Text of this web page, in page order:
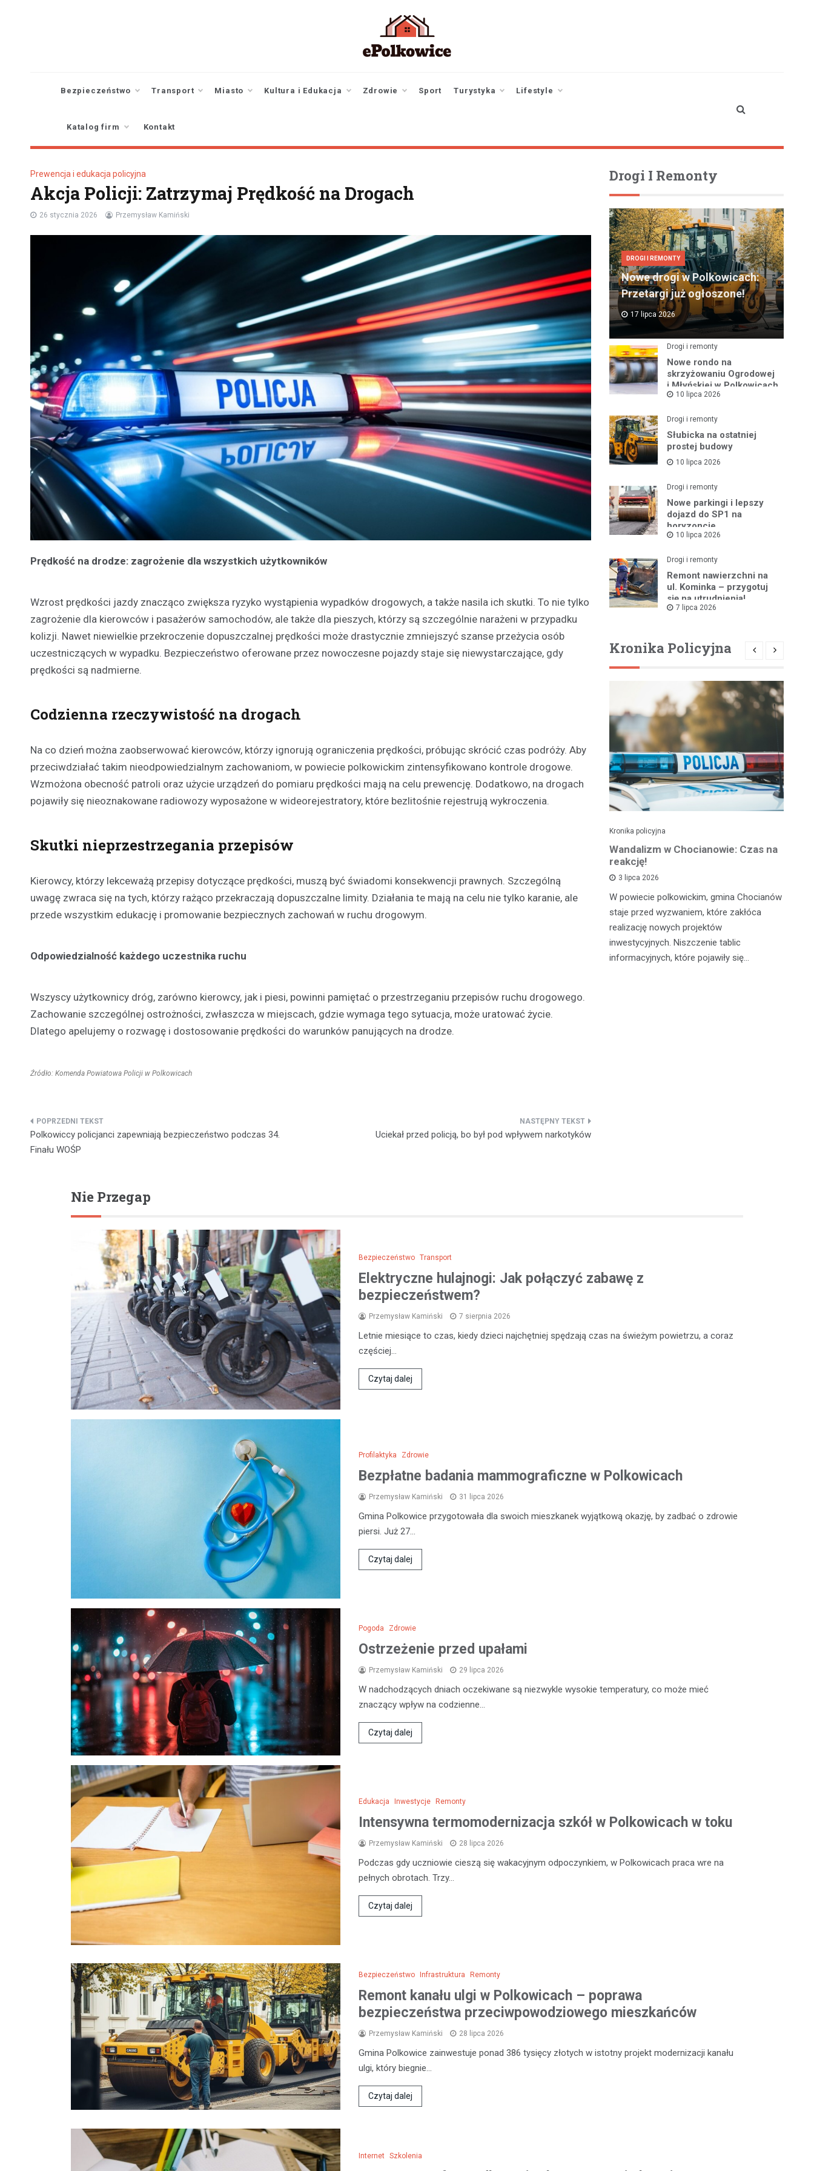
Polkowic
Bezpieczeństwo Transport Miasto Kultura i Edukacja Zdrowie Sport Turystyka Lifestyle
Katalog firm Kontakt
Prewencja i edukacja policyjna
Akcja Policji: Zatrzymaj Prędkość na Drogach
26 stycznia 2026 Przemysław Kamiński
Prędkość na drodze: zagrożenie dla wszystkich użytkowników
Wzrost prędkości jazdy znacząco zwiększa ryzyko wystąpienia wypadków drogowych, a także nasila ich skutki. To nie tylko
zagrożenie dla kierowców i pasażerów samochodów, ale także dla pieszych, którzy są szczególnie narażeni w przypadku
kolizji. Nawet niewielkie przekroczenie dopuszczalnej prędkości może drastycznie zmniejszyć szanse przeżycia osób
uczestniczących w wypadku. Bezpieczeństwo oferowane przez nowoczesne pojazdy staje się niewystarczające, gdy
prędkości są nadmierne.
Codzienna rzeczywistość na drogach
Na co dzień można zaobserwować kierowców, którzy ignorują ograniczenia prędkości, próbując skrócić czas podróży. Aby
przeciwdziałać takim nieodpowiedzialnym zachowaniom, w powiecie polkowickim zintensyfikowano kontrole drogowe.
Wzmożona obecność patroli oraz użycie urządzeń do pomiaru prędkości mają na celu prewencję. Dodatkowo, na drogach
pojawiły się nieoznakowane radiowozy wyposażone w wideorejestratory, które bezlitośnie rejestrują wykroczenia.
Skutki nieprzestrzegania przepisów
Kierowcy, którzy lekceważą przepisy dotyczące prędkości, muszą być świadomi konsekwencji prawnych. Szczególną
uwagę zwraca się na tych, którzy rażąco przekraczają dopuszczalne limity. Działania te mają na celu nie tylko karanie, ale
przede wszystkim edukację i promowanie bezpiecznych zachowań w ruchu drogowym.
Odpowiedzialność każdego uczestnika ruchu
Wszyscy użytkownicy dróg, zarówno kierowcy, jak i piesi, powinni pamiętać o przestrzeganiu przepisów ruchu drogowego.
Zachowanie szczególnej ostrożności, zwłaszcza w miejscach, gdzie wymaga tego sytuacja, może uratować życie.
Dlatego apelujemy o rozwagę i dostosowanie prędkości do warunków panujących na drodze.
Źródło: Komenda Powiatowa Policji w Polkowicach
Nawigacja
wpisu
Polkowiccy policjanci zapewniają bezpieczeństwo podczas 34.
Finału WOŚP
Uciekał przed policją, bo był pod wpływem narkotyków
Drogi I Remonty
DROGI I REMONTY
Nowe drogi w Polkowicach:
Przetargi już ogłoszone!
17 lipca 2026
Drogi i remonty
Nowe rondo na
skrzyżowaniu Ogrodowej
i Młyńskiej w Polkowicach
10 lipca 2026
Drogi i remonty
Słubicka na ostatniej
prostej budowy
10 lipca 2026
Drogi i remonty
Nowe parkingi i lepszy
dojazd do SP1 na
horyzoncie
10 lipca 2026
Drogi i remonty
Remont nawierzchni na
ul. Kominka – przygotuj
się na utrudnienia!
7 lipca 2026
Kronika Policyjna
Kronika policyjna
Wandalizm w Chocianowie: Czas na
reakcję!
3 lipca 2026
W powiecie polkowickim, gmina Chocianów
staje przed wyzwaniem, które zakłóca
realizację nowych projektów
inwestycyjnych. Niszczenie tablic
informacyjnych, które pojawiły się…
Nie Przegap
Bezpieczeństwo Transport
Elektryczne hulajnogi: Jak połączyć zabawę z
bezpieczeństwem?
Przemysław Kamiński 7 sierpnia 2026
Letnie miesiące to czas, kiedy dzieci najchętniej spędzają czas na świeżym powietrzu, a coraz
częściej…
Czytaj dalej
Profilaktyka Zdrowie
Bezpłatne badania mammograficzne w Polkowicach
Przemysław Kamiński 31 lipca 2026
Gmina Polkowice przygotowała dla swoich mieszkanek wyjątkową okazję, by zadbać o zdrowie
piersi. Już 27…
Czytaj dalej
Pogoda Zdrowie
Ostrzeżenie przed upałami
Przemysław Kamiński 29 lipca 2026
W nadchodzących dniach oczekiwane są niezwykle wysokie temperatury, co może mieć
znaczący wpływ na codzienne…
Czytaj dalej
Edukacja Inwestycje Remonty
Intensywna termomodernizacja szkół w Polkowicach w toku
Przemysław Kamiński 28 lipca 2026
Podczas gdy uczniowie cieszą się wakacyjnym odpoczynkiem, w Polkowicach praca wre na
pełnych obrotach. Trzy…
Czytaj dalej
Bezpieczeństwo Infrastruktura Remonty
Remont kanału ulgi w Polkowicach – poprawa
bezpieczeństwa przeciwpowodziowego mieszkańców
Przemysław Kamiński 28 lipca 2026
Gmina Polkowice zainwestuje ponad 386 tysięcy złotych w istotny projekt modernizacji kanału
ulgi, który biegnie…
Czytaj dalej
Internet Szkolenia